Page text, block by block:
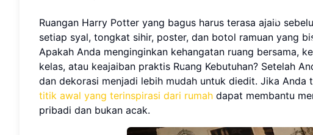
Ruangan Harry Potter yang bagus harus terasa ajaib
setiap syal, tongkat sihir, poster, dan botol ramuan yang
Apakah Anda menginginkan kehangatan ruang bersama,
kelas, atau keajaiban praktis Ruang Kebutuhan? Setelah
dan dekorasi menjadi lebih mudah untuk diedit. Jika
titik awal yang terinspirasi dari rumah dapat membantu
pribadi dan bukan acak.